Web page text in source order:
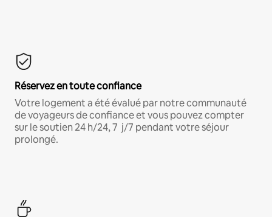
Réservez en toute confiance
Votre logement a été évalué par notre communauté
de voyageurs de confiance et vous pouvez compter
sur le soutien 24 h/24, 7 j/7 pendant votre séjour
prolongé.